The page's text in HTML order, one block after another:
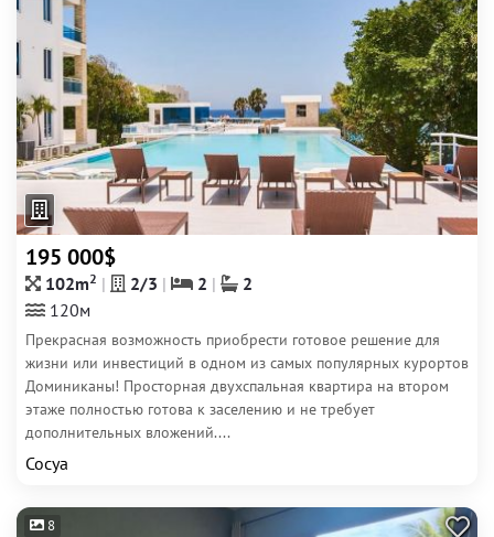
195 000$
102m2 2/3 2
2
120м
Прекрасная возможность приобрести готовое решение для
жизни или инвестиций в одном из самых популярных курортов
Доминиканы! Просторная двухспальная квартира на втором
этаже полностью готова к заселению и не требует
дополнительных вложений....
Сосуа
8